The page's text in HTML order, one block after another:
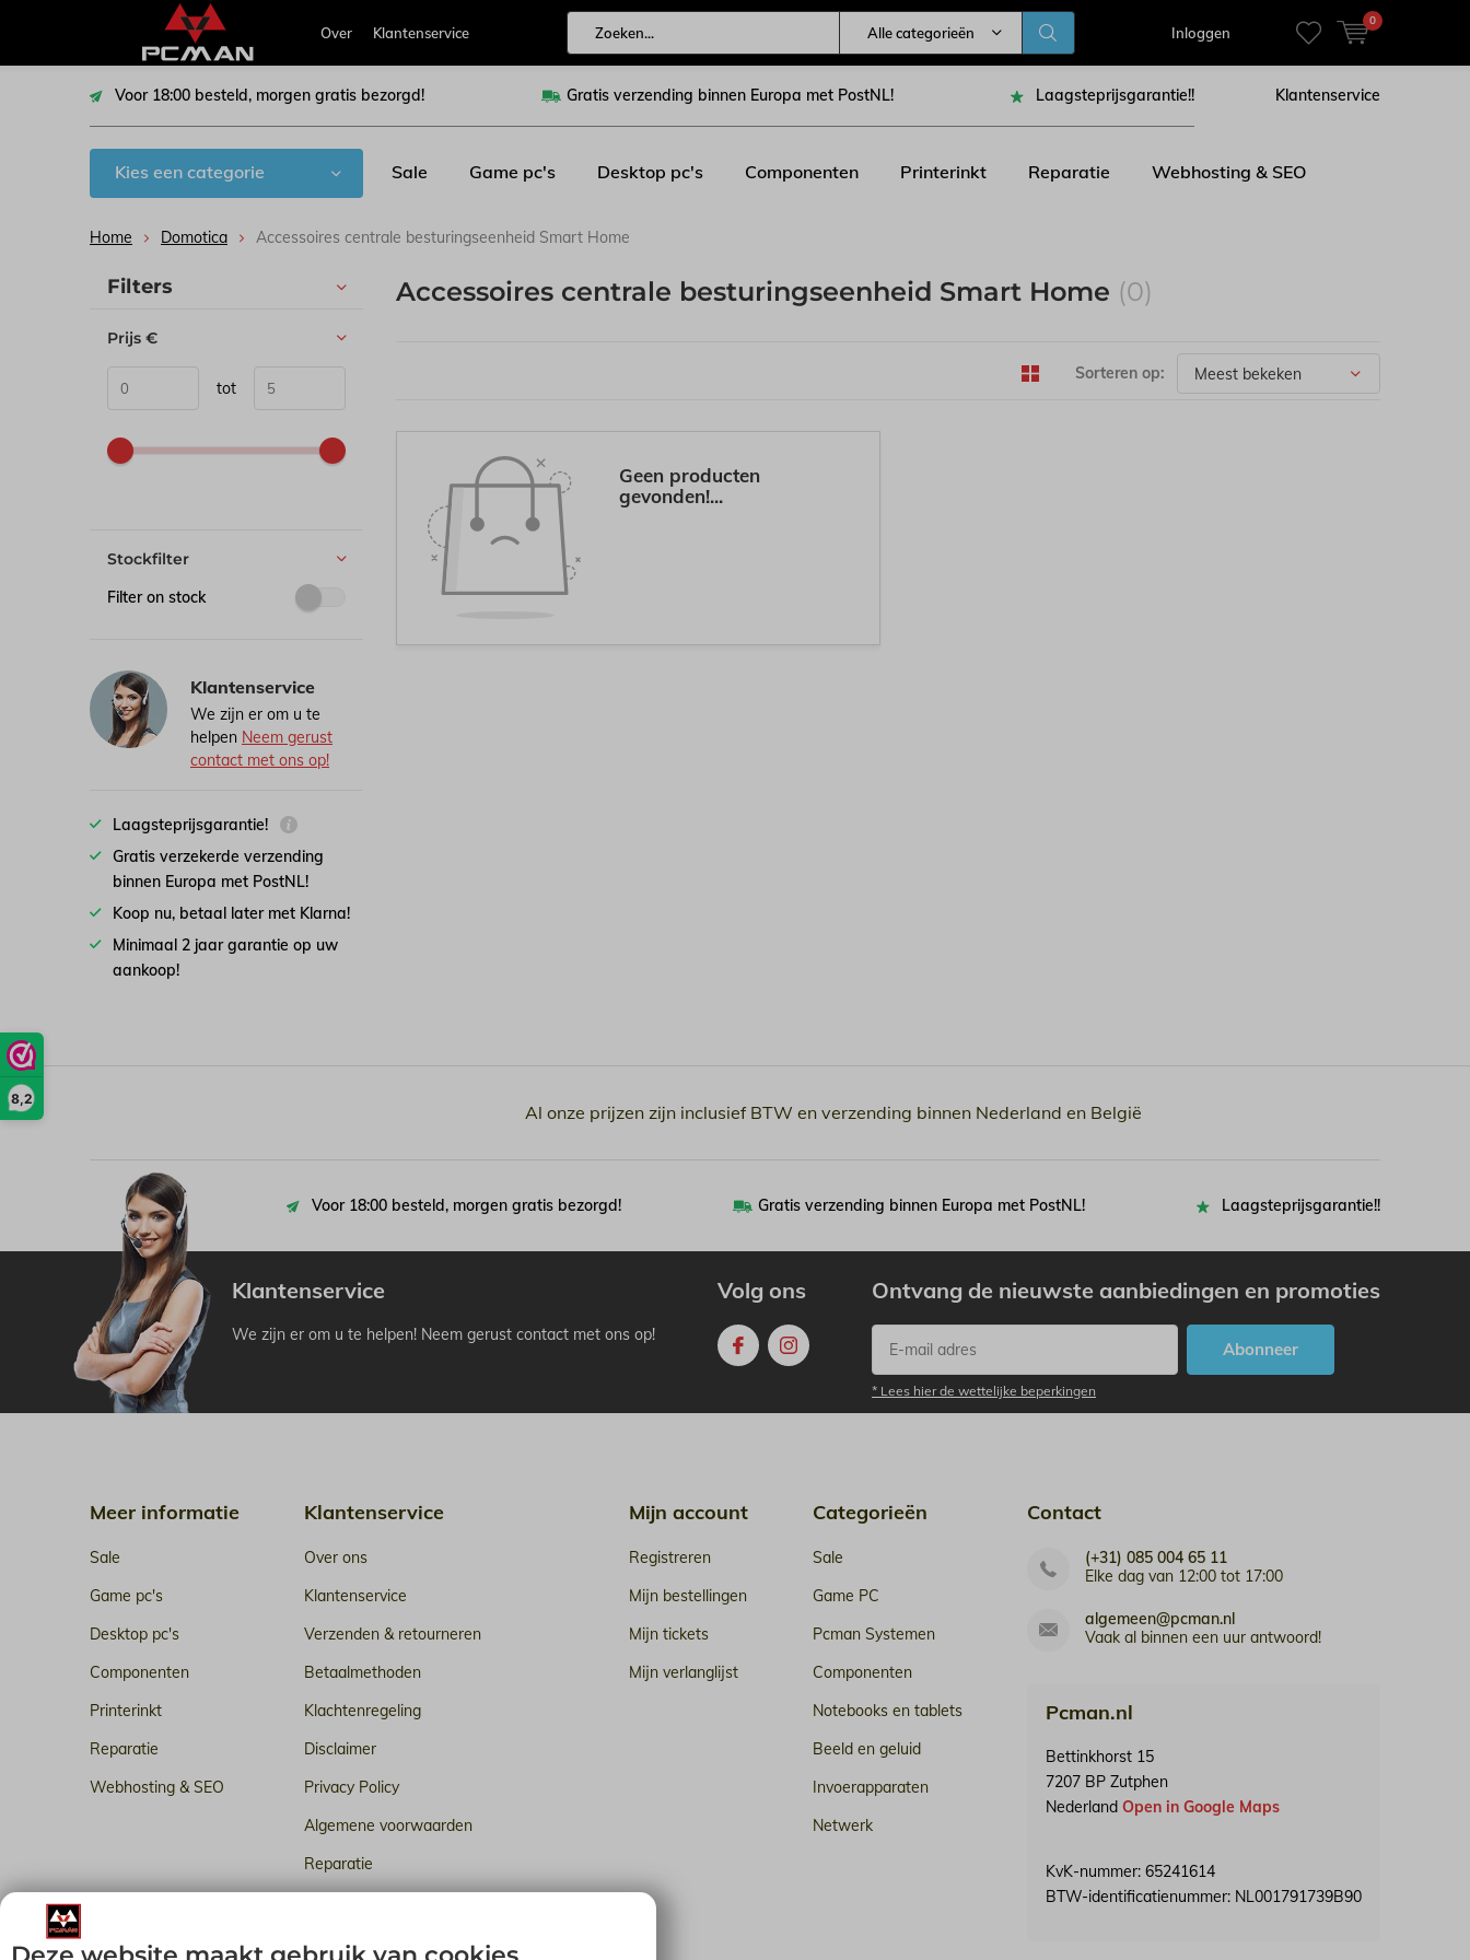
8,2
Over Klantenservice Alle categorieën Inloggen
0
Voor 18:00 besteld, morgen gratis bezorgd! Gratis verzending binnen Europa met PostNL! Laagsteprijsgarantie!! Klantenservice
Kies een categorie Sale Game pc's Desktop pc's Componenten Printerinkt Reparatie Webhosting & SEO
Home Domotica Accessoires centrale besturingseenheid Smart Home
Accessoires centrale besturingseenheid Smart Home (0)
Sorteren op:
Geen producten
gevonden!...
Sorteren op:
Filters
Prijs €
tot
Stockfilter
Filter on stock
Klantenservice
We zijn er om u te
helpen Neem gerust
contact met ons op!
Laagsteprijsgarantie!
Gratis verzekerde verzending
binnen Europa met PostNL!
Koop nu, betaal later met Klarna!
Minimaal 2 jaar garantie op uw
aankoop!
Al onze prijzen zijn inclusief BTW en verzending binnen Nederland en België
Voor 18:00 besteld, morgen gratis bezorgd! Gratis verzending binnen Europa met PostNL! Laagsteprijsgarantie!!
Klantenservice
We zijn er om u te helpen! Neem gerust contact met ons op!
Volg ons Ontvang de nieuwste aanbiedingen en promoties
Abonneer
* Lees hier de wettelijke beperkingen
Meer informatie
Sale
Game pc's
Desktop pc's
Componenten
Printerinkt
Reparatie
Webhosting & SEO
Klantenservice
Over ons
Klantenservice
Verzenden & retourneren
Betaalmethoden
Klachtenregeling
Disclaimer
Privacy Policy
Algemene voorwaarden
Reparatie
Mijn account
Registreren
Mijn bestellingen
Mijn tickets
Mijn verlanglijst
Categorieën
Sale
Game PC
Pcman Systemen
Componenten
Notebooks en tablets
Beeld en geluid
Invoerapparaten
Netwerk
Contact
(+31) 085 004 65 11
Elke dag van 12:00 tot 17:00
algemeen@pcman.nl
Vaak al binnen een uur antwoord!
Pcman.nl
Bettinkhorst 15
7207 BP Zutphen
Nederland Open in Google Maps
KvK-nummer: 65241614
BTW-identificatienummer: NL001791739B90